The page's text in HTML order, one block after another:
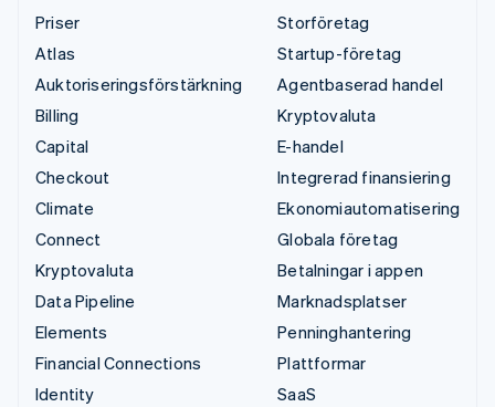
Priser
Atlas
Auktoriseringsförstärkning
Billing
Capital
Checkout
Climate
Connect
Kryptovaluta
Data Pipeline
Elements
Financial Connections
Identity
Storföretag
Startup-företag
Agentbaserad handel
Kryptovaluta
E-handel
Integrerad finansiering
Ekonomiautomatisering
Globala företag
Betalningar i appen
Marknadsplatser
Penninghantering
Plattformar
SaaS